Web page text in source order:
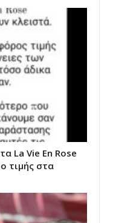
La Vie Εn Rose
τιμής στα